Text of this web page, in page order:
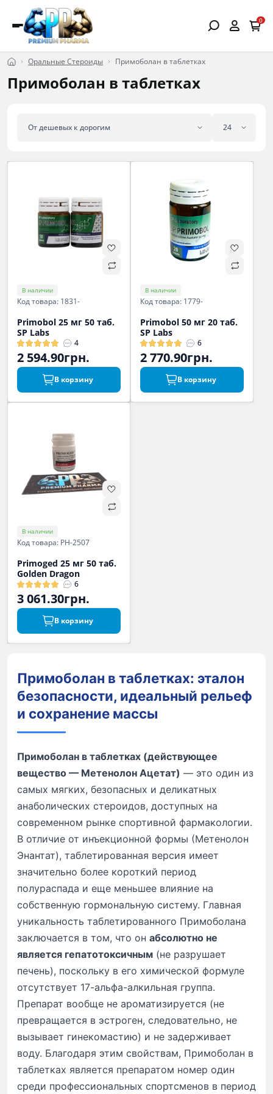
0
Оральные Стероиды Примоболан в таблетках
Примоболан в таблетках
В наличии
Код товара: 1831-
Primobol 25 мг 50 таб.
SP Labs
4
2 594.90грн.
В корзину
В наличии
Код товара: 1779-
Primobol 50 мг 20 таб.
SP Labs
6
2 770.90грн.
В корзину
В наличии
Код товара: PH-2507
Primoged 25 мг 50 таб.
Golden Dragon
6
3 061.30грн.
В корзину
Примоболан в таблетках: эталон
безопасности, идеальный рельеф
и сохранение массы
Примоболан в таблетках (действующее
вещество — Метенолон Ацетат) — это один из
самых мягких, безопасных и деликатных
анаболических стероидов, доступных на
современном рынке спортивной фармакологии.
В отличие от инъекционной формы (Метенолон
Энантат), таблетированная версия имеет
значительно более короткий период
полураспада и еще меньшее влияние на
собственную гормональную систему. Главная
уникальность таблетированного Примоболана
заключается в том, что он абсолютно не
является гепатотоксичным (не разрушает
печень), поскольку в его химической формуле
отсутствует 17-альфа-алкильная группа.
Препарат вообще не ароматизируется (не
превращается в эстроген, следовательно, не
вызывает гинекомастию) и не задерживает
воду. Благодаря этим свойствам, Примоболан в
таблетках является препаратом номер один
среди профессиональных спортсменов в период